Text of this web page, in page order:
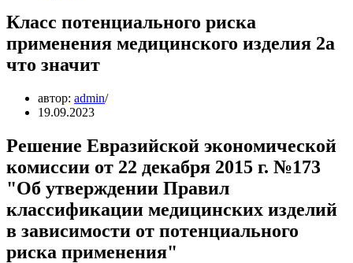
Класс потенциального риска
применения медицинского изделия 2а
что значит
автор: admin
19.09.2023
Решение Евразийской экономической
комиссии от 22 декабря 2015 г. №173
"Об утверждении Правил
классификации медицинских изделий
в зависимости от потенциального
риска применения"